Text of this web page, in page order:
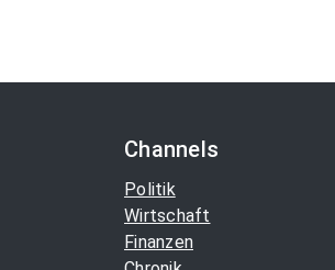
Channels
Politik
Wirtschaft
Finanzen